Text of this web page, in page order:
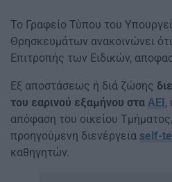
Το Γραφείο Τύπου του
Θρησκευμάτων ανακοινώνει
Επιτροπής των Ειδικών,
Εξ αποστάσεως ή διά ζώσης
του εαρινού εξαμήνου στα ΑΕΙ ,
απόφαση του οικείου
προηγούμενη διενέργεια self-
καθηγητών.